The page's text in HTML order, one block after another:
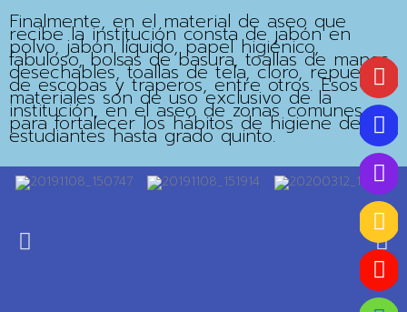
Finalmente, en el material de aseo que
recibe la institución consta de jabón en
polvo, jabón líquido, papel higiénico,
fabuloso, bolsas de basura, toallas de manos
desechables, toallas de tela, cloro, repuestos
de escobas y traperos, entre otros. Esos
materiales son de uso exclusivo de la
institución, en el aseo de zonas comunes y
para fortalecer los hábitos de higiene de los
estudiantes hasta grado quinto.